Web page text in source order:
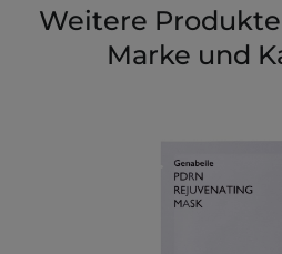
Weitere
Marke und